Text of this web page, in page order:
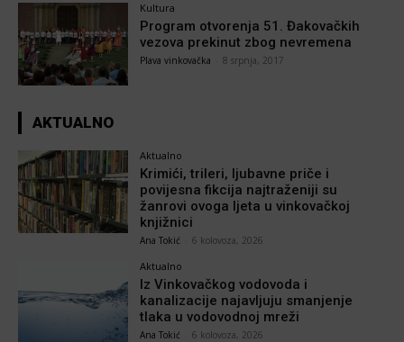
Kultura
Program otvorenja 51. Đakovačkih
vezova prekinut zbog nevremena
Plava vinkovačka 8 srpnja, 2017
AKTUALNO
Aktualno
Krimići, trileri, ljubavne priče i
povijesna fikcija najtraženiji su
žanrovi ovoga ljeta u vinkovačkoj
knjižnici
Ana Tokić 6 kolovoza, 2026
Aktualno
Iz Vinkovačkog vodovoda i
kanalizacije najavljuju smanjenje
tlaka u vodovodnoj mreži
Ana Tokić 6 kolovoza, 2026